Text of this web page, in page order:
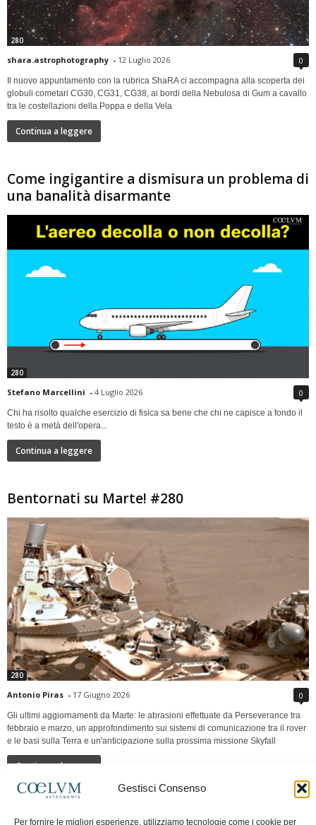
Gestisci Consenso
Per fornire le migliori esperienze, utilizziamo tecnologie come i cookie per
280
shara.astrophotography - 12 Luglio 2026 0
Il nuovo appuntamento con la rubrica ShaRA ci accompagna alla scoperta dei
globuli cometari CG30, CG31, CG38, ai bordi della Nebulosa di Gum a cavallo
tra le costellazioni della Poppa e della Vela
Continua a leggere
Come ingigantire a dismisura un problema di
una banalità disarmante
280
Stefano Marcellini - 4 Luglio 2026 0
Chi ha risolto qualche esercizio di fisica sa bene che chi ne capisce a fondo il
testo è a metà dell'opera...
Continua a leggere
Bentornati su Marte! #280
280
Antonio Piras - 17 Giugno 2026 0
Gli ultimi aggiornamenti da Marte: le abrasioni effettuate da Perseverance tra
febbraio e marzo, un approfondimento sui sistemi di comunicazione tra il rover
e le basi sulla Terra e un'anticipazione sulla prossima missione Skyfall
Continua a leggere